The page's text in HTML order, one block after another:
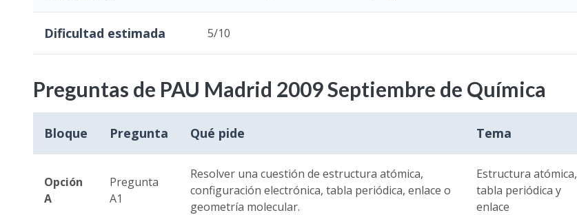
Dificultad estimada 5/10
Preguntas de PAU Madrid 2009 Septiembre de Química
Bloque Pregunta Qué pide Tema
Opción
A
Pregunta
A1
Resolver una cuestión de estructura atómica,
configuración electrónica, tabla periódica, enlace o
geometría molecular.
Estructura atómica,
tabla periódica y
enlace